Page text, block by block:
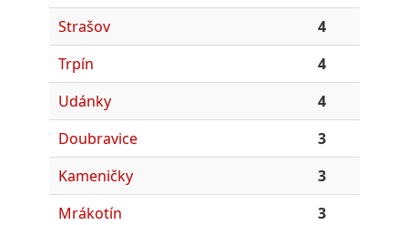
Strašov
4
Trpín
4
Udánky
4
Doubravice
3
Kameničky
3
Mrákotín
3